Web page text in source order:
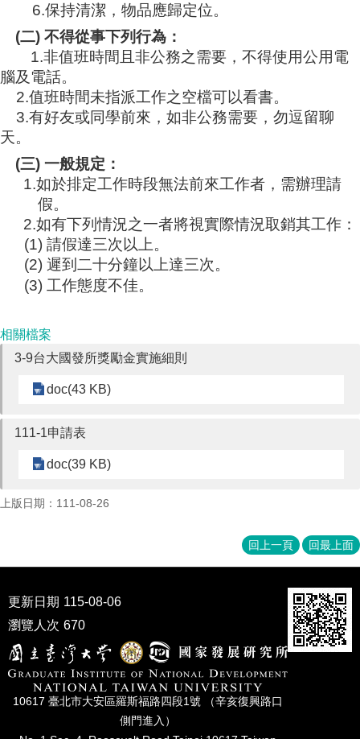
6.保持清潔，物品應歸定位。
(二) 不得從事下列行為：
1.非值班時間且非公務之需要，不得使用公用電
腦及電話。
2.值班時間未指派工作之空檔可以看書。
3.有好友或同學前來，如非公務需要，勿逗留聊
天。
(三) 一般規定：
1.如於排定工作時段無法前來工作者，需辦理請
假。
2.如有下列情況之一者將視實際情況取銷其工作：
(1) 請假達三次以上。
(2) 遲到二十分鐘以上達三次。
(3) 工作態度不佳。
相關檔案
3-9台大國發所獎勵金實施細則
doc(43 KB)
111-1申請表
doc(39 KB)
上版日期：111-08-26
回上一頁 回最上面
更新日期 115-08-06
瀏覽人次 670
10617 臺北市⼤安區羅斯福路四段1號 （辛亥復興路⼝
側⾨進入）